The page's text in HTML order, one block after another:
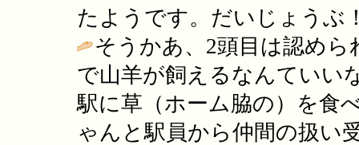
たようです。だいじょうぶ
そうかあ、2頭目は認め
で山羊が飼えるなんていい
駅に草（ホーム脇の）を食
ゃんと駅員から仲間の扱い